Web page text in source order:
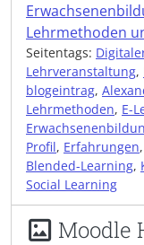
Lehrmethoden
Seitentags:
Lehrveranstaltung,
blogeintrag,
Lehrmethoden, E-
Profil, Erfahrungen,
Blended-Learning,
Social Learning
Moodle